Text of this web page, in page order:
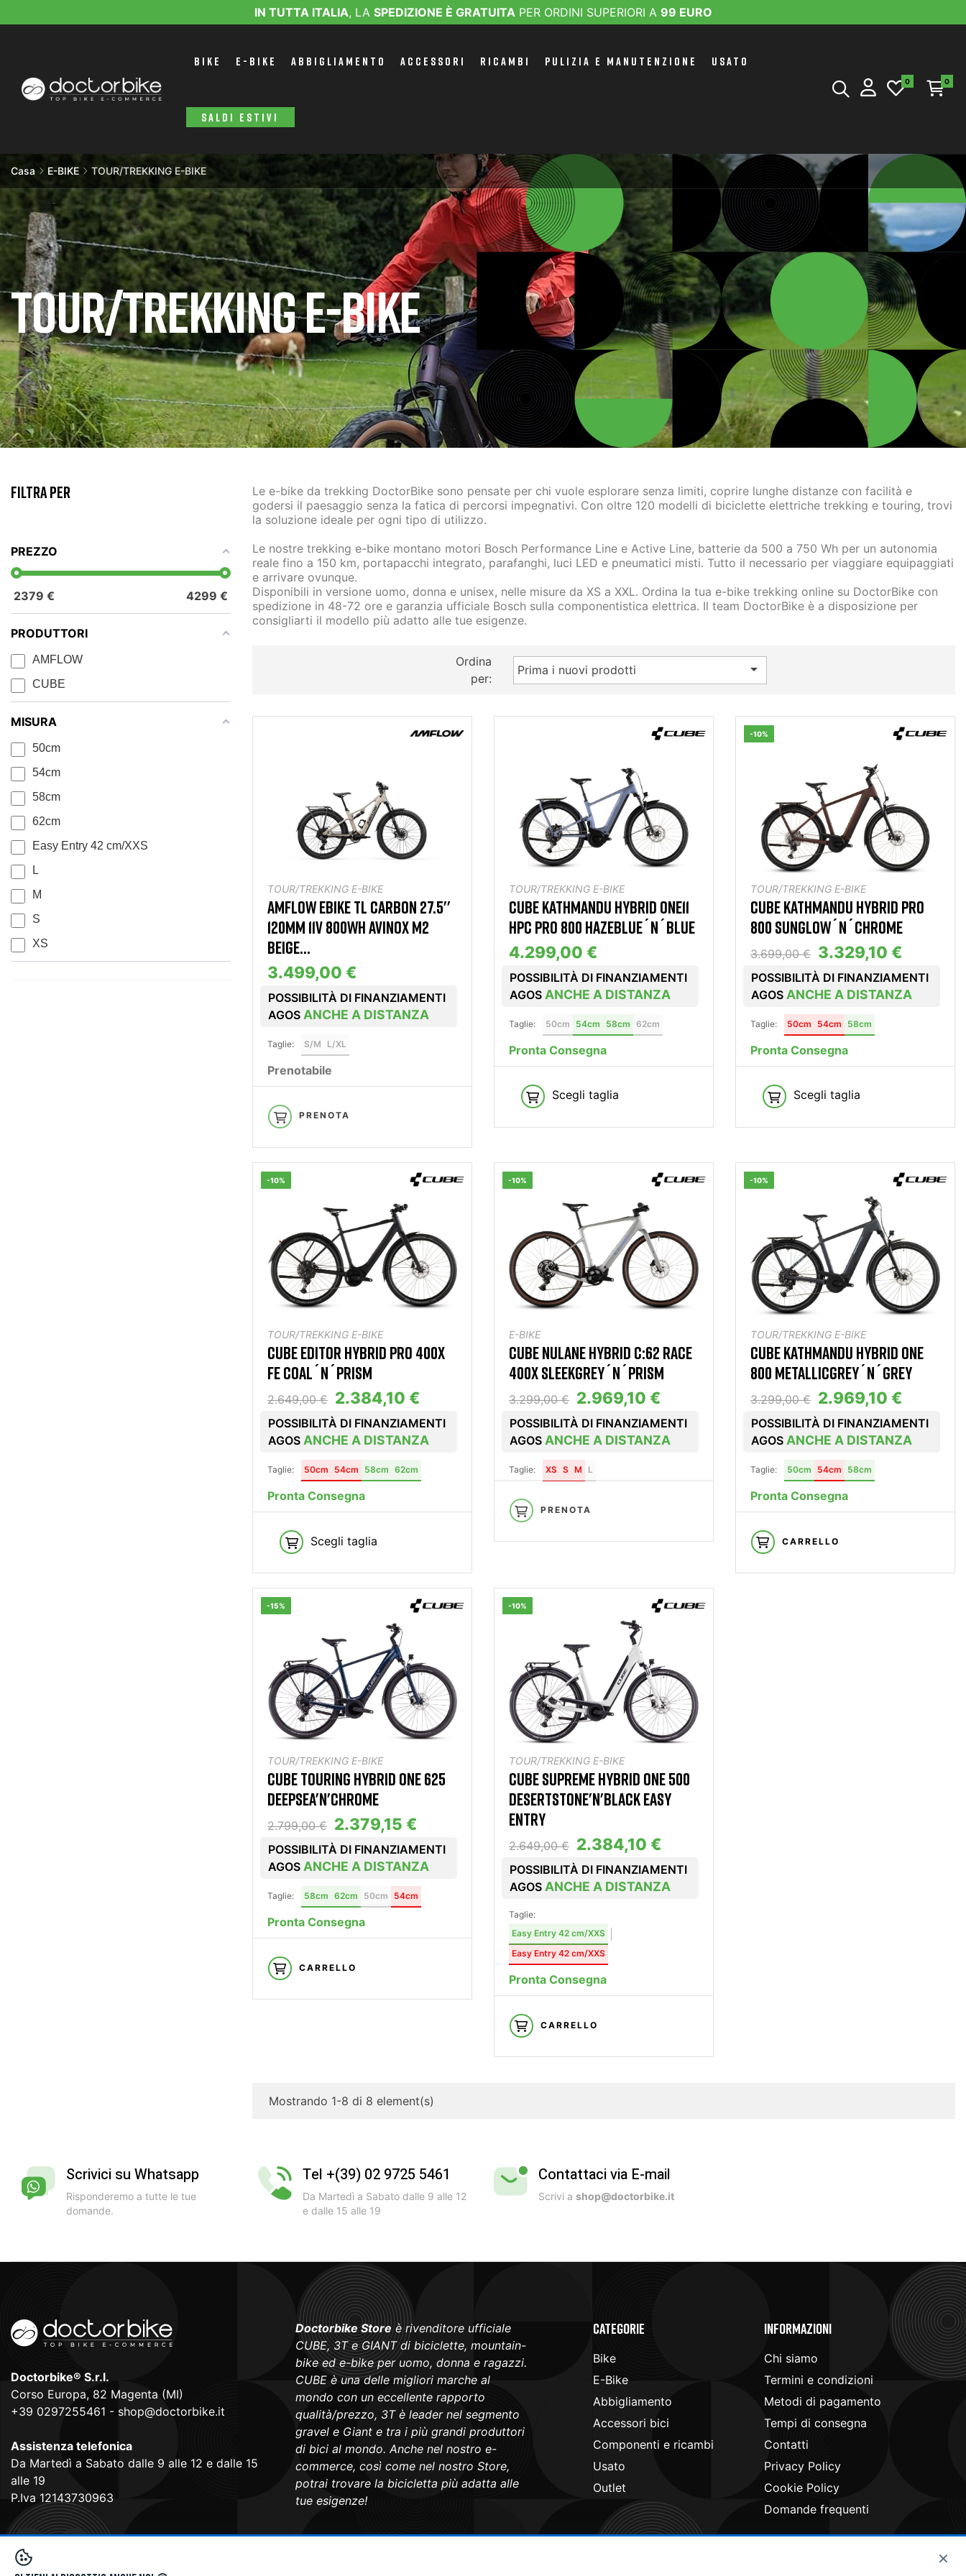
IN TUTTA ITALIA, LA SPEDIZIONE È GRATUITAPER ORDINI SUPERIORI A 99 EURO
BIKE E-BIKE ABBIGLIAMENTO ACCESSORI RICAMBI PULIZIA E MANUTENZIONE USATO
SALDI ESTIVI
0 0
Casa E-BIKE TOUR/TREKKING E-BIKE
TOUR/TREKKING E-BIKE
FILTRA PER
PREZZO
2379 € 4299 €
PRODUTTORI
AMFLOW
CUBE
MISURA
50cm
54cm
58cm
62cm
Easy Entry 42 cm/XXS
L
M
S
XS
Le e-bike da trekking DoctorBike sono pensate per chi vuole esplorare senza limiti, coprire lunghe distanze con facilità e
godersi il paesaggio senza la fatica di percorsi impegnativi. Con oltre 120 modelli di biciclette elettriche trekking e touring, trovi
la soluzione ideale per ogni tipo di utilizzo.
Le nostre trekking e-bike montano motori Bosch Performance Line e Active Line, batterie da 500 a 750 Wh per un autonomia
reale fino a 150 km, portapacchi integrato, parafanghi, luci LED e pneumatici misti. Tutto il necessario per viaggiare equipaggiati
e arrivare ovunque.
Disponibili in versione uomo, donna e unisex, nelle misure da XS a XXL. Ordina la tua e-bike trekking online su DoctorBike con
spedizione in 48-72 ore e garanzia ufficiale Bosch sulla componentistica elettrica. Il team DoctorBike è a disposizione per
consigliarti il modello più adatto alle tue esigenze.
Ordina
per:
Prima i nuovi prodotti 
TOUR/TREKKING E-BIKE
AMFLOW EBIKE TL CARBON 27.5''
120MM 11V 800WH AVINOX M2
BEIGE...
3.499,00 €
POSSIBILITÀ DI FINANZIAMENTI
AGOS ANCHE A DISTANZA
Taglie: S/M L/XL
Prenotabile
PRENOTA
TOUR/TREKKING E-BIKE
CUBE KATHMANDU HYBRID ONE11
HPC PRO 800 HAZEBLUE´N´BLUE
4.299,00 €
POSSIBILITÀ DI FINANZIAMENTI
AGOS ANCHE A DISTANZA
Taglie: 50cm 54cm 58cm 62cm
Pronta Consegna
Scegli taglia
-10%
TOUR/TREKKING E-BIKE
CUBE KATHMANDU HYBRID PRO
800 SUNGLOW´N´CHROME
3.699,00 € 3.329,10 €
POSSIBILITÀ DI FINANZIAMENTI
AGOS ANCHE A DISTANZA
Taglie: 50cm 54cm 58cm
Pronta Consegna
Scegli taglia
-10%
TOUR/TREKKING E-BIKE
CUBE EDITOR HYBRID PRO 400X
FE COAL´N´PRISM
2.649,00 € 2.384,10 €
POSSIBILITÀ DI FINANZIAMENTI
AGOS ANCHE A DISTANZA
Taglie: 50cm 54cm 58cm 62cm
Pronta Consegna
Scegli taglia
-10%
E-BIKE
CUBE NULANE HYBRID C:62 RACE
400X SLEEKGREY´N´PRISM
3.299,00 € 2.969,10 €
POSSIBILITÀ DI FINANZIAMENTI
AGOS ANCHE A DISTANZA
Taglie: XS S M L
PRENOTA
-10%
TOUR/TREKKING E-BIKE
CUBE KATHMANDU HYBRID ONE
800 METALLICGREY´N´GREY
3.299,00 € 2.969,10 €
POSSIBILITÀ DI FINANZIAMENTI
AGOS ANCHE A DISTANZA
Taglie: 50cm 54cm 58cm
Pronta Consegna
CARRELLO
-15%
TOUR/TREKKING E-BIKE
CUBE TOURING HYBRID ONE 625
DEEPSEA'N'CHROME
2.799,00 € 2.379,15 €
POSSIBILITÀ DI FINANZIAMENTI
AGOS ANCHE A DISTANZA
Taglie: 58cm 62cm 50cm 54cm
Pronta Consegna
CARRELLO
-10%
TOUR/TREKKING E-BIKE
CUBE SUPREME HYBRID ONE 500
DESERTSTONE'N'BLACK EASY
ENTRY
2.649,00 € 2.384,10 €
POSSIBILITÀ DI FINANZIAMENTI
AGOS ANCHE A DISTANZA
Taglie:
Easy Entry 42 cm/XXS
Easy Entry 42 cm/XXS
Pronta Consegna
CARRELLO
Mostrando 1-8 di 8 element(s)
Scrivici su Whatsapp
Risponderemo a tutte le tue
domande.
Tel +(39) 02 9725 5461
Da Martedì a Sabato dalle 9 alle 12
e dalle 15 alle 19
Contattaci via E-mail
Scrivi ashop@doctorbike.it
Doctorbike® S.r.l.
Corso Europa, 82 Magenta (MI)
+39 0297255461 - shop@doctorbike.it
Assistenza telefonica
Da Martedì a Sabato dalle 9 alle 12 e dalle 15
alle 19
P.Iva 12143730963
Doctorbike Storeè rivenditore ufficiale
CUBE, 3T e GIANT di biciclette, mountain-
bike ed e-bike per uomo, donna e ragazzi.
CUBE è una delle migliori marche al
mondo con un eccellente rapporto
qualità/prezzo, 3T è leader nel segmento
gravel e Giant e tra i più grandi produttori
di bici al mondo. Anche nel nostro e-
commerce, così come nel nostro Store,
potrai trovare la bicicletta più adatta alle
tue esigenze!
Categorie
Bike
E-Bike
Abbigliamento
Accessori bici
Componenti e ricambi
Usato
Outlet
Informazioni
Chi siamo
Termini e condizioni
Metodi di pagamento
Tempi di consegna
Contatti
Privacy Policy
Cookie Policy
Domande frequenti
×